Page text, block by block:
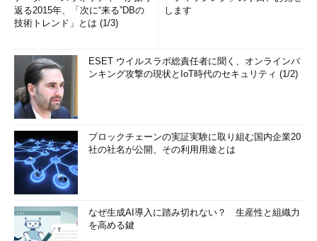
返る2015年、「次に“来る”DBの
技術トレンド」とは (1/3)
します
ESET ウイルスラボ総責任者に聞く、オンラインバ
ンキング攻撃の現状とIoT時代のセキュリティ (1/2)
ブロックチェーンの実証実験に取り組む国内企業20
社の社名が公開、その利用用途とは
なぜ生成AI導入に踏み切れない？ 生産性と組織力
を高める鍵